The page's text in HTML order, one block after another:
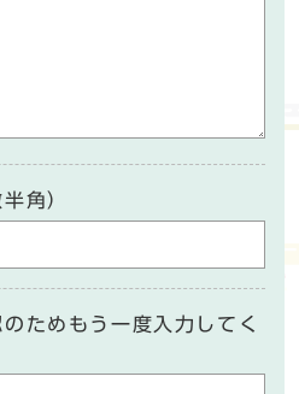
角）
ためもう一度入力してく